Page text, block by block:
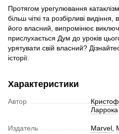
Протягом урегулювання
більш чіткі та розбірливі
його власний, випромінює
прислухається Дум до уроків
урятувати свій власний?
історії.
Характеристики
Автор
Ларрока
Издатель Marvel,